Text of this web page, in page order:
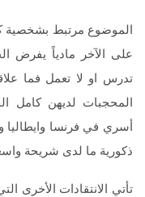
الموضوع مرتبط بشخصية
على الآخر مادياً يفرض
تدرس او لا تعمل فما
المحجبات لديهن كامل
أسري في فرنسا وايطاليا
ذكورية ما لدى شريحة
تأتي الانتقادات الأخرى